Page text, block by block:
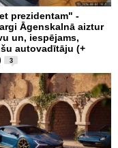
prezidentam" -
Āgenskalnā aiztur
un, iespējams,
autovadītāju (+
3